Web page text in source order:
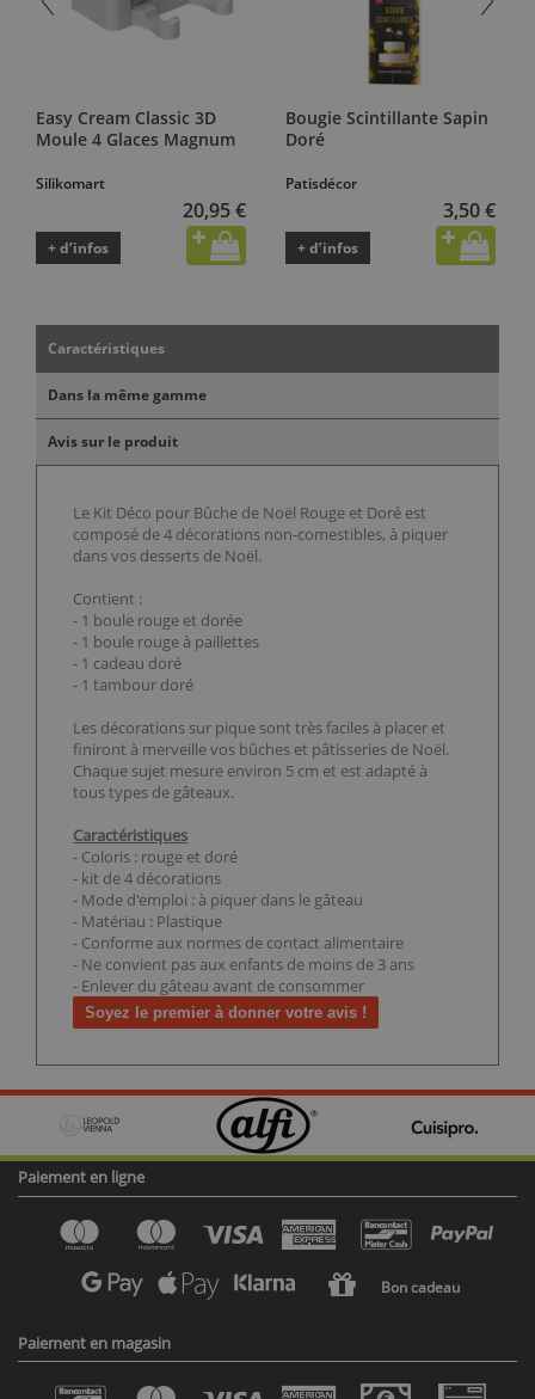
Easy Cream Classic 3D
Moule 4 Glaces Magnum
Silikomart
20,95 €
+ d’infos
Bougie Scintillante Sapin
Doré
Patisdécor
3,50 €
+ d’infos
Caractéristiques
Dans la même gamme
Avis sur le produit
Le Kit Déco pour Bûche de Noël Rouge et Doré est
composé de 4 décorations non-comestibles, à piquer
dans vos desserts de Noël.
Contient :
- 1 boule rouge et dorée
- 1 boule rouge à paillettes
- 1 cadeau doré
- 1 tambour doré
Les décorations sur pique sont très faciles à placer et
finiront à merveille vos bûches et pâtisseries de Noël.
Chaque sujet mesure environ 5 cm et est adapté à
tous types de gâteaux.
Caractéristiques
- Coloris : rouge et doré
- kit de 4 décorations
- Mode d'emploi : à piquer dans le gâteau
- Matériau : Plastique
- Conforme aux normes de contact alimentaire
- Ne convient pas aux enfants de moins de 3 ans
- Enlever du gâteau avant de consommer
Soyez le premier à donner votre avis !
Paiement en ligne
Bon cadeau
Paiement en magasin